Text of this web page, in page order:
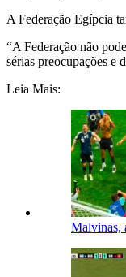
A Federação Egípcia
“A Federação não
sérias preocupações e
Leia Mais:
Malvinas,